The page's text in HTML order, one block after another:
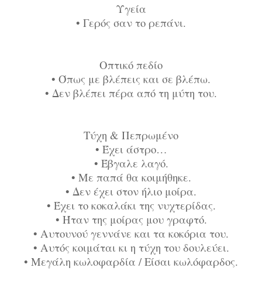
Υγεία
• Γερός σαν το ρεπάνι.
Οπτικό πεδίο
• Όπως με βλέπεις και σε βλέπω.
• Δεν βλέπει πέρα από τη μύτη του.
Τύχη & Πεπρωμένο
• Έχει άστρο…
• Έβγαλε λαγό.
• Με παπά θα κοιμήθηκε.
• Δεν έχει στον ήλιο μοίρα.
• Έχει το κοκαλάκι της νυχτερίδας.
• Ήταν της μοίρας μου γραφτό.
• Αυτουνού γεννάνε και τα κοκόρια του.
• Αυτός κοιμάται κι η τύχη του δουλεύει.
• Μεγάλη κωλοφαρδία / Είσαι κωλόφαρδος.